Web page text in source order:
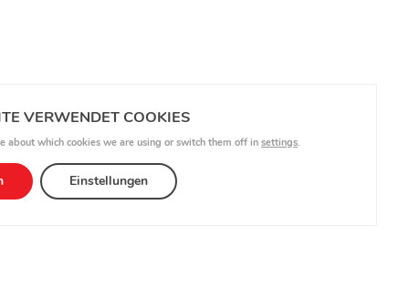
VERWENDET COOKIES
about which cookies we are using or switch them off in settings.
Einstellungen